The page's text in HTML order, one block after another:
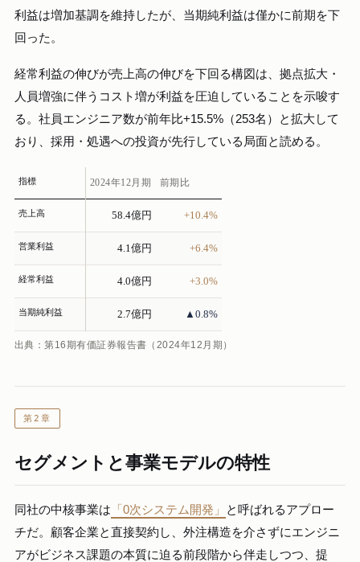
利益は増加基調を維持したが、当期純利益は僅かに前期を下
回った。
経常利益の伸びが売上高の伸びを下回る構図は、拠点拡大・
人員増強に伴うコスト増が利益を圧迫していることを示唆す
る。社員エンジニア数が前年比+15.5%（253名）と拡大して
おり、採用・処遇への投資が先行している局面と読める。
指標 2024年12月期 前期比
売上高 58.4億円 +10.4%
営業利益 4.1億円 +6.4%
経常利益 4.0億円 +3.0%
当期純利益 2.7億円 ▲0.8%
出典：第16期有価証券報告書（2024年12月期）
第2章
セグメントと事業モデルの特性
同社の中核事業は 「0次システム開発」
と呼ばれるアプロー
チだ。顧客企業と直接契約し、外注構造を介さずにエンジニ
アがビジネス課題の本質に迫る前段階から伴走しつつ、提